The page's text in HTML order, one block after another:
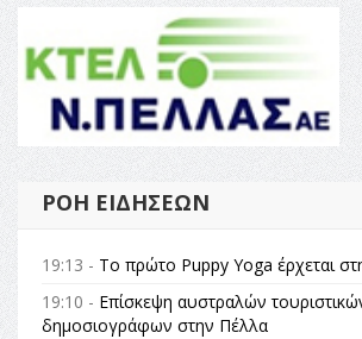
ΡΟΉ ΕΙΔΉΣΕΩΝ
19:13 - Το πρώτο Puppy Yoga έρχεται
19:10 - Επίσκεψη αυστραλών
δημοσιογράφων στην Πέλλα